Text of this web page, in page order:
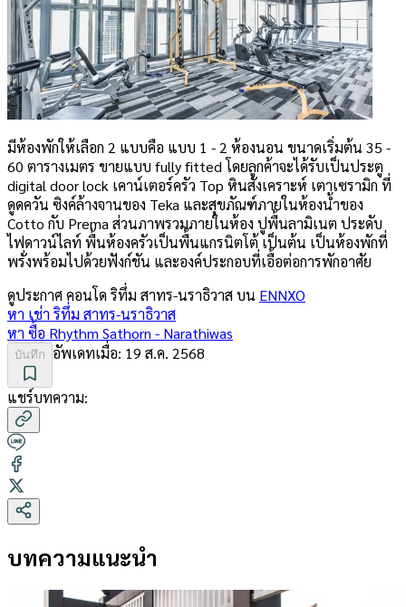
มีห้องพักให้เลือก 2 แบบคือ แบบ 1 - 2 ห้องนอน ขนาดเริ่มต้น 35 -
60 ตารางเมตร ขายแบบ fully fitted โดยลูกค้าจะได้รับเป็นประตู
digital door lock เคาน์เตอร์ครัว Top หินสังเคราะห์ เตาเซรามิก ที่
ดูดควัน ซิงค์ล้างจานของ Teka และสุขภัณฑ์ภายในห้องน้ำของ
Cotto กับ Prema ส่วนภาพรวมภายในห้อง ปูพื้นลามิเนต ประดับ
ไฟดาวน์ไลท์ พื้นห้องครัวเป็นพื้นแกรนิตโต้ เป็นต้น เป็นห้องพักที่
พรั่งพร้อมไปด้วยฟังก์ชัน และองค์ประกอบที่เอื้อต่อการพักอาศัย
ดูประกาศ คอนโด ริทึ่ม สาทร-นราธิวาสบน ENNXO
หา เช่า ริทึ่ม สาทร-นราธิวาส
หา ซื้อ Rhythm Sathorn - Narathiwas
บันทึก อัพเดทเมื่อ: 19 ส.ค. 2568
แชร์บทความ:
บทความแนะนำ